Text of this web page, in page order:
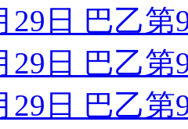
29日 巴乙
29日 巴乙
29日 巴乙